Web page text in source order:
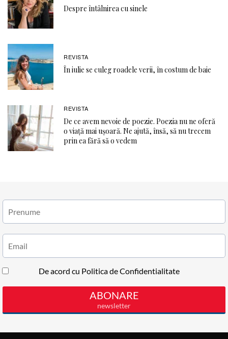
Despre întâlnirea cu sinele
REVISTA
În iulie se culeg roadele verii, în costum de baie
REVISTA
De ce avem nevoie de poezie. Poezia nu ne oferă
o viaţă mai ușoară. Ne ajută, însă, să nu trecem
prin ea fără să o vedem